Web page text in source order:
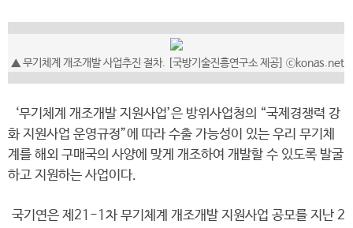
▲ 무기체계 개조개발 사업추진 절차. [국방기술진흥연구소 제공] ⓒkonas.net
‘무기체계 개조개발 지원사업’은 방위사업청의 “국제경쟁력 강
화 지원사업 운영규정”에 따라 수출 가능성이 있는 우리 무기체
계를 해외 구매국의 사양에 맞게 개조하여 개발할 수 있도록 발굴
하고 지원하는 사업이다.
국기연은 제21-1차 무기체계 개조개발 지원사업 공모를 지난 2